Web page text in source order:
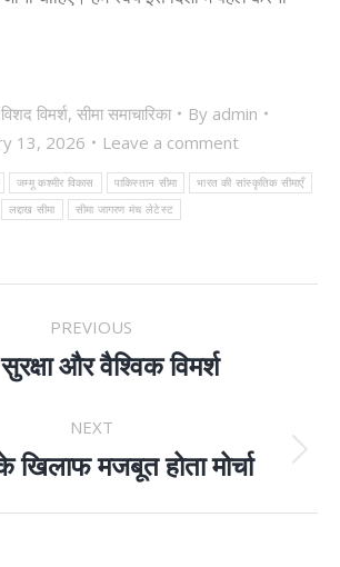
विशद विमर्श, सीमा समाचारिका By admin
13, 2026
Leave a comment
जम्मू कश्मीर विकास पाकिस्तान सीमा भारत की सांस्कृतिक सीमाएँ
लद्दाख सीमा सीमा जागरण मंच लेटेस्ट
PREVIOUS
Previous
और वैश्विक विमर्श
NEXT
Next
मजबूत होता मोर्चा